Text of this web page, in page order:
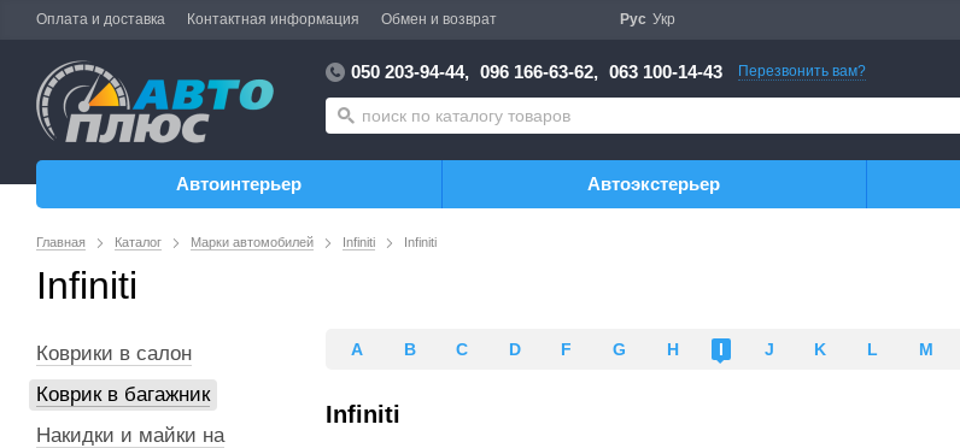
Оплата и доставка Контактная информация Обмен и возврат Рус Укр
050 203-94-44, 096 166-63-62, 063 100-14-43 Перезвонить вам?
Автоинтерьер Автоэкстерьер
Главная Каталог Марки автомобилей Infiniti Infiniti
Infiniti
A B C D F G H I J K L M
Infiniti
Коврики в салон
Коврик в багажник
Накидки и майки на